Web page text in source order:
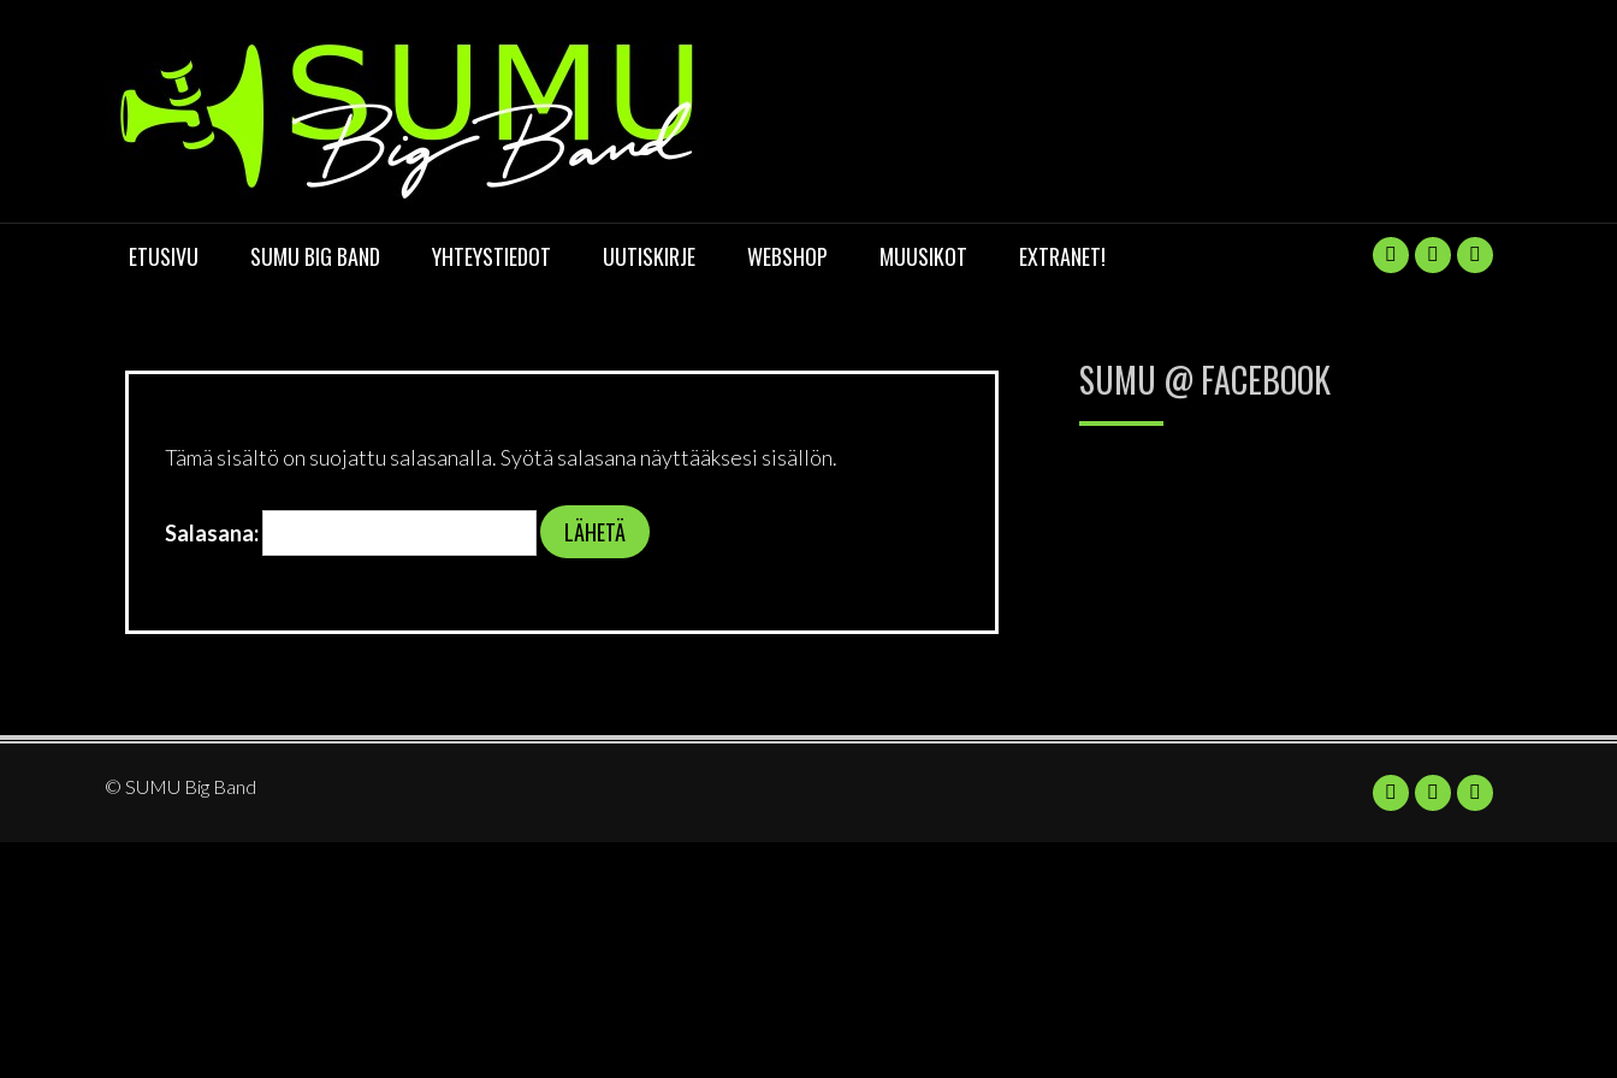
ETUSIVU SUMU BIG BAND YHTEYSTIEDOT UUTISKIRJE WEBSHOP MUUSIKOT EXTRANET!
Tämä sisältö on suojattu salasanalla. Syötä salasana näyttääksesi sisällön.
Salasana:
SUMU @ FACEBOOK
© SUMU Big Band